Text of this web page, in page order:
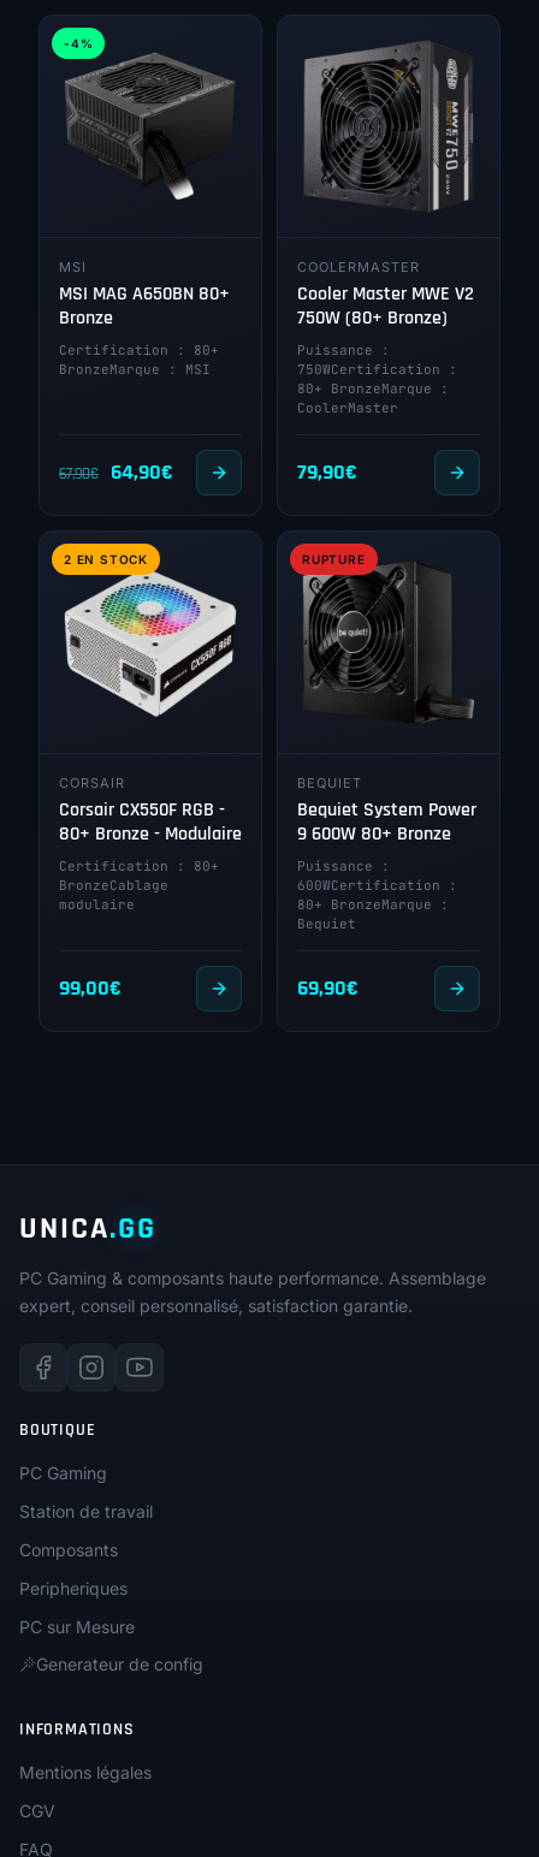
-4%
MSI
MSI MAG A650BN 80+
Bronze
Certification : 80+
BronzeMarque : MSI
67,90€
Le
initial
était :
67,90€.
64,90€
prix
actuel
est :
64,90€.
COOLERMASTER
Cooler Master MWE V2
750W (80+ Bronze)
Puissance :
750WCertification :
80+ BronzeMarque :
CoolerMaster
79,90€
2 EN STOCK
CORSAIR
Corsair CX550F RGB -
80+ Bronze - Modulaire
Certification : 80+
BronzeCablage
modulaire
99,00€
RUPTURE
BEQUIET
Bequiet System Power
9 600W 80+ Bronze
Puissance :
600WCertification :
80+ BronzeMarque :
Bequiet
69,90€
UNICA.GG
PC Gaming & composants haute performance. Assemblage
expert, conseil personnalisé, satisfaction garantie.
BOUTIQUE
PC Gaming
Station de travail
Composants
Peripheriques
PC sur Mesure
Generateur de config
INFORMATIONS
Mentions légales
CGV
FAQ